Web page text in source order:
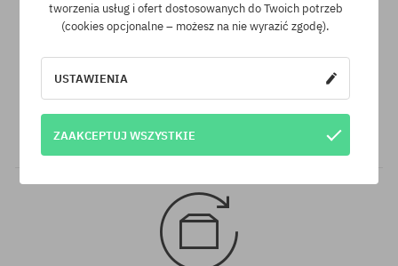
Gwarancja najniższej ceny
Mamy najlepsze ceny, ale jeśli udałoby Ci się znaleźć dokładnie
ten sam produkt w innym sklepie, w niższej cenie - specjalnie
dla Ciebie również obniżymy jego cenę!
tworzenia usług i ofert dostosowanych do Twoich potrzeb
(cookies opcjonalne – możesz na nie wyrazić zgodę).
USTAWIENIA
ZAAKCEPTUJ WSZYSTKIE